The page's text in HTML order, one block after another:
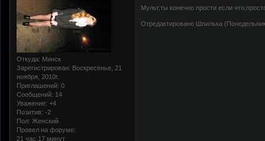
Откуда: Минск
Зарегистрирован: Воскресенье, 21
ноября, 2010г.
Приглашений: 0
Сообщений: 14
Уважение: +4
Позитив: -2
Пол: Женский
Провел на форуме:
21 час 17 минут
Мульт,ты конечно прости если
Отредактировано Шпилька